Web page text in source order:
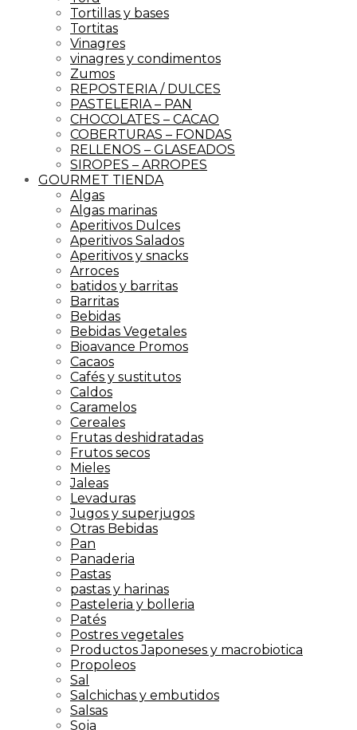
Tortillas y bases
Tortitas
Vinagres
vinagres y condimentos
Zumos
REPOSTERIA / DULCES
PASTELERIA – PAN
CHOCOLATES – CACAO
COBERTURAS – FONDAS
RELLENOS – GLASEADOS
SIROPES – ARROPES
GOURMET TIENDA
Algas
Algas marinas
Aperitivos Dulces
Aperitivos Salados
Aperitivos y snacks
Arroces
batidos y barritas
Barritas
Bebidas
Bebidas Vegetales
Bioavance Promos
Cacaos
Cafés y sustitutos
Caldos
Caramelos
Cereales
Frutas deshidratadas
Frutos secos
Mieles
Jaleas
Levaduras
Jugos y superjugos
Otras Bebidas
Pan
Panaderia
Pastas
pastas y harinas
Pasteleria y bolleria
Patés
Postres vegetales
Productos Japoneses y macrobiotica
Propoleos
Sal
Salchichas y embutidos
Salsas
Soja